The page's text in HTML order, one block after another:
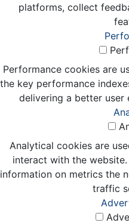
platforms, collect
Performance cookies are
the key performance
delivering a better user
Analytical cookies are
interact with the
information on metrics the
traffic